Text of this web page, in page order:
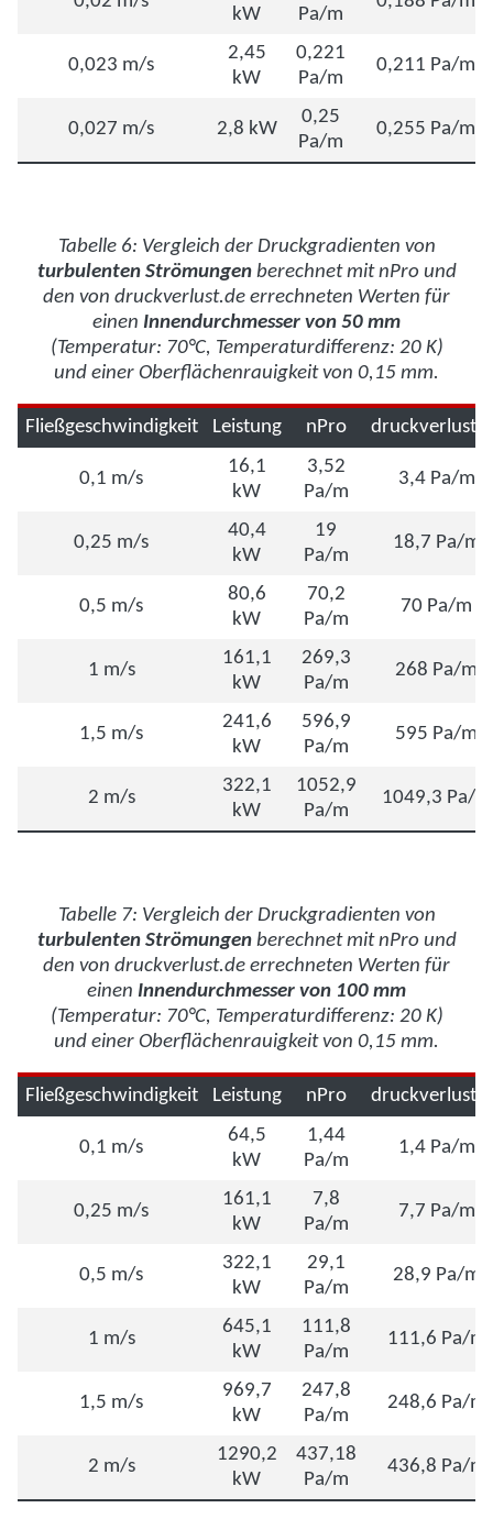
kW
Pa/m
0,023 m/s
2,45
kW
0,221
Pa/m
0,211 Pa/m
0,027 m/s 2,8 kW
0,25
Pa/m
0,255 Pa/m
Tabelle 6: Vergleich der Druckgradienten von
turbulenten Strömungenberechnet mit nPro und
den von druckverlust.de errechneten Werten für
einen Innendurchmesser von 50 mm
(Temperatur: 70°C, Temperaturdifferenz: 20 K)
und einer Oberflächenrauigkeit von 0,15 mm.
Fließgeschwindigkeit Leistung nPro
0,1 m/s
16,1
kW
3,52
Pa/m
3,4 Pa/m
0,25 m/s
40,4
kW
19
Pa/m
18,7 Pa/m
0,5 m/s
80,6
kW
70,2
Pa/m
70 Pa/m
1 m/s
161,1
kW
269,3
Pa/m
268 Pa/m
1,5 m/s
241,6
kW
596,9
Pa/m
595 Pa/m
2 m/s
322,1
kW
1052,9
Pa/m
1049,3 Pa/m
Tabelle 7: Vergleich der Druckgradienten von
turbulenten Strömungenberechnet mit nPro und
den von druckverlust.de errechneten Werten für
einen Innendurchmesser von 100 mm
(Temperatur: 70°C, Temperaturdifferenz: 20 K)
und einer Oberflächenrauigkeit von 0,15 mm.
Fließgeschwindigkeit Leistung nPro
0,1 m/s
64,5
kW
1,44
Pa/m
1,4 Pa/m
0,25 m/s
161,1
kW
7,8
Pa/m
7,7 Pa/m
0,5 m/s
322,1
kW
29,1
Pa/m
28,9 Pa/m
1 m/s
645,1
kW
111,8
Pa/m
111,6 Pa/m
1,5 m/s
969,7
kW
247,8
Pa/m
248,6 Pa/m
2 m/s
1290,2
kW
437,18
Pa/m
436,8 Pa/m